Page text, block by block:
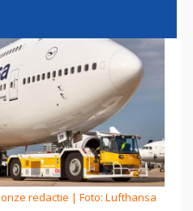
onze redactie | Foto: Lufthansa